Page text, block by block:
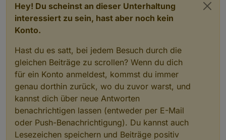
Hey! Du scheinst an dieser Unterhaltung
interessiert zu sein, hast aber noch kein
Konto.
Hast du es satt, bei jedem Besuch durch die
gleichen Beiträge zu scrollen? Wenn du dich
für ein Konto anmeldest, kommst du immer
genau dorthin zurück, wo du zuvor warst, und
kannst dich über neue Antworten
benachrichtigen lassen (entweder per E-Mail
oder Push-Benachrichtigung). Du kannst auch
Lesezeichen speichern und Beiträge positiv